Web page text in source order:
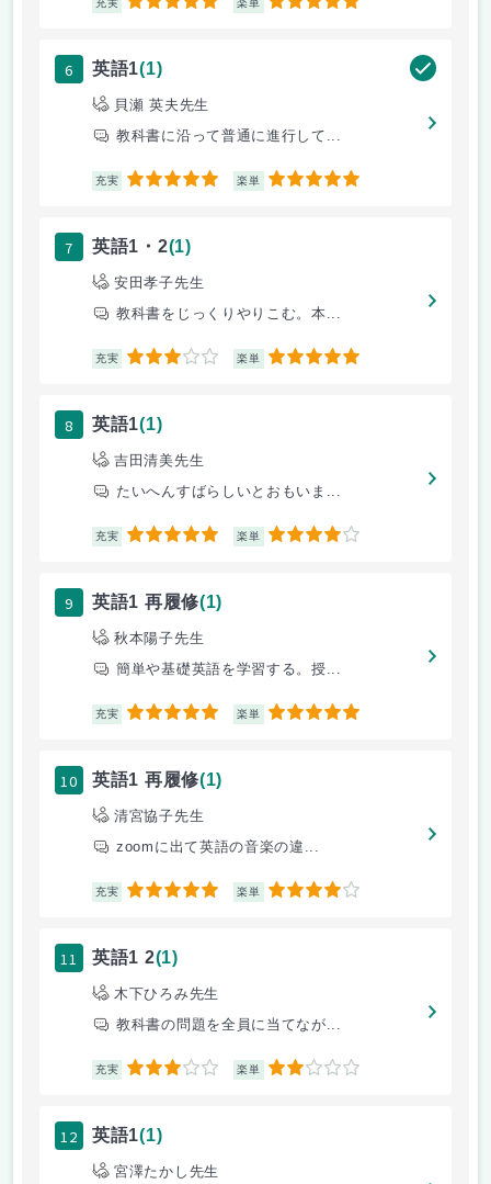
充実 5 楽単 5
6 英語1(1)
貝瀬 英夫先生
教科書に沿って普通に進行して...
充実 5 楽単 5
7 英語1・2(1)
安田孝子先生
教科書をじっくりやりこむ。本...
充実 3 楽単 5
8 英語1(1)
吉田清美先生
たいへんすばらしいとおもいま...
充実 5 楽単 4
9 英語1 再履修(1)
秋本陽子先生
簡単や基礎英語を学習する。授...
充実 5 楽単 5
10 英語1 再履修(1)
清宮協子先生
zoomに出て英語の音楽の違...
充実 5 楽単 4
11 英語1 2(1)
木下ひろみ先生
教科書の問題を全員に当てなが...
充実 3 楽単 2
12 英語1(1)
宮澤たかし先生